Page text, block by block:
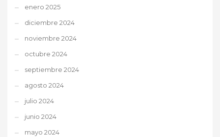
enero 2025
diciembre 2024
noviembre 2024
octubre 2024
septiembre 2024
agosto 2024
julio 2024
junio 2024
mayo 2024